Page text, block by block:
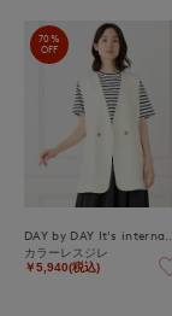
70%
OFF
カラーレスジレ
￥5,940(税込)